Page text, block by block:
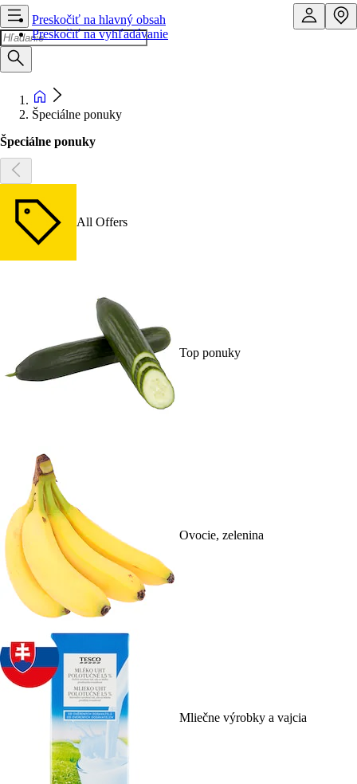
Preskočiť na hlavný obsah
Preskočiť na vyhľadávanie
Špeciálne ponuky
Špeciálne ponuky
All Offers
Top ponuky
Ovocie, zelenina
Mliečne výrobky a vajcia